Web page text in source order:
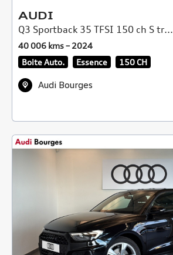
AUDI
Q3 Sportback 35 TFSI 150 ch S tr...
40 006 kms – 2024
Boite Auto.
Essence 150 CH
Audi Bourges